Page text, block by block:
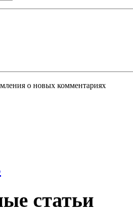
о новых комментариях
cтатьи